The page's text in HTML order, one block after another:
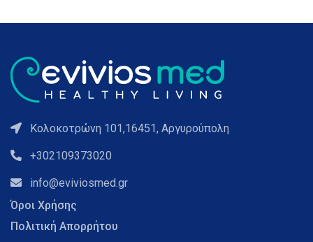
Κολοκοτρώνη 101,16451, Αργυρούπολη
+302109373020
info@eviviosmed.gr
Όροι Χρήσης
Πολιτική Απορρήτου